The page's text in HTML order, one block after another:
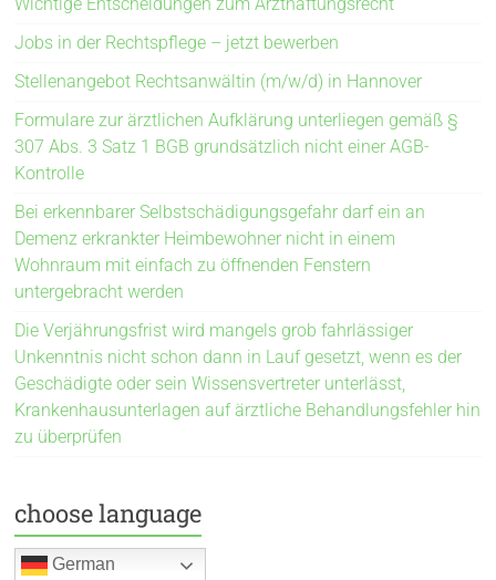
Jobs in der Rechtspflege – jetzt bewerben
Stellenangebot Rechtsanwältin (m/w/d) in Hannover
Formulare zur ärztlichen Aufklärung unterliegen gemäß §
307 Abs. 3 Satz 1 BGB grundsätzlich nicht einer AGB-
Kontrolle
Bei erkennbarer Selbstschädigungsgefahr darf ein an
Demenz erkrankter Heimbewohner nicht in einem
Wohnraum mit einfach zu öffnenden Fenstern
untergebracht werden
Die Verjährungsfrist wird mangels grob fahrlässiger
Unkenntnis nicht schon dann in Lauf gesetzt, wenn es der
Geschädigte oder sein Wissensvertreter unterlässt,
Krankenhausunterlagen auf ärztliche Behandlungsfehler hin
zu überprüfen
choose language
German